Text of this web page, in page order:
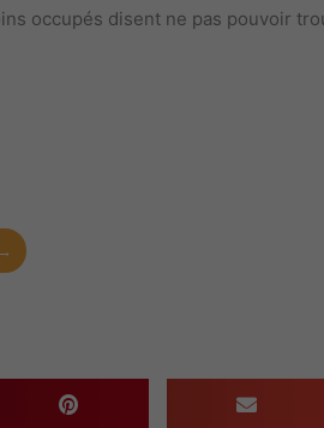
occupés disent ne pas pouvoir